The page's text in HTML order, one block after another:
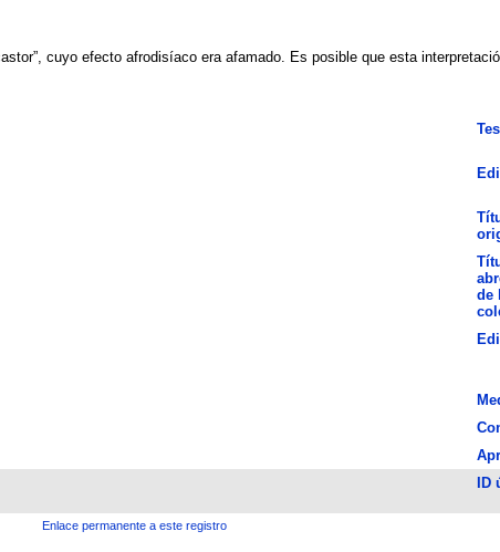
cuyo efecto afrodisíaco era afamado. Es posible que esta
de
ID
Enlace permanente a este registro